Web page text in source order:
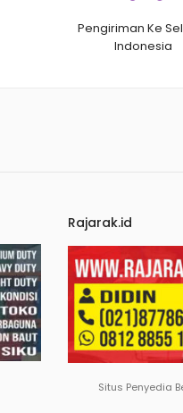
Pengiriman Ke
Indonesia
Rajarak.id
Situs Penyedia